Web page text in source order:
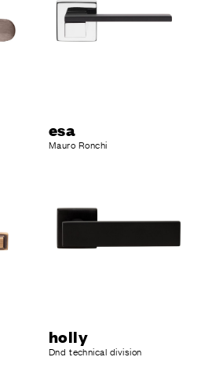
esa
Mauro Ronchi
holly
Dnd technical division